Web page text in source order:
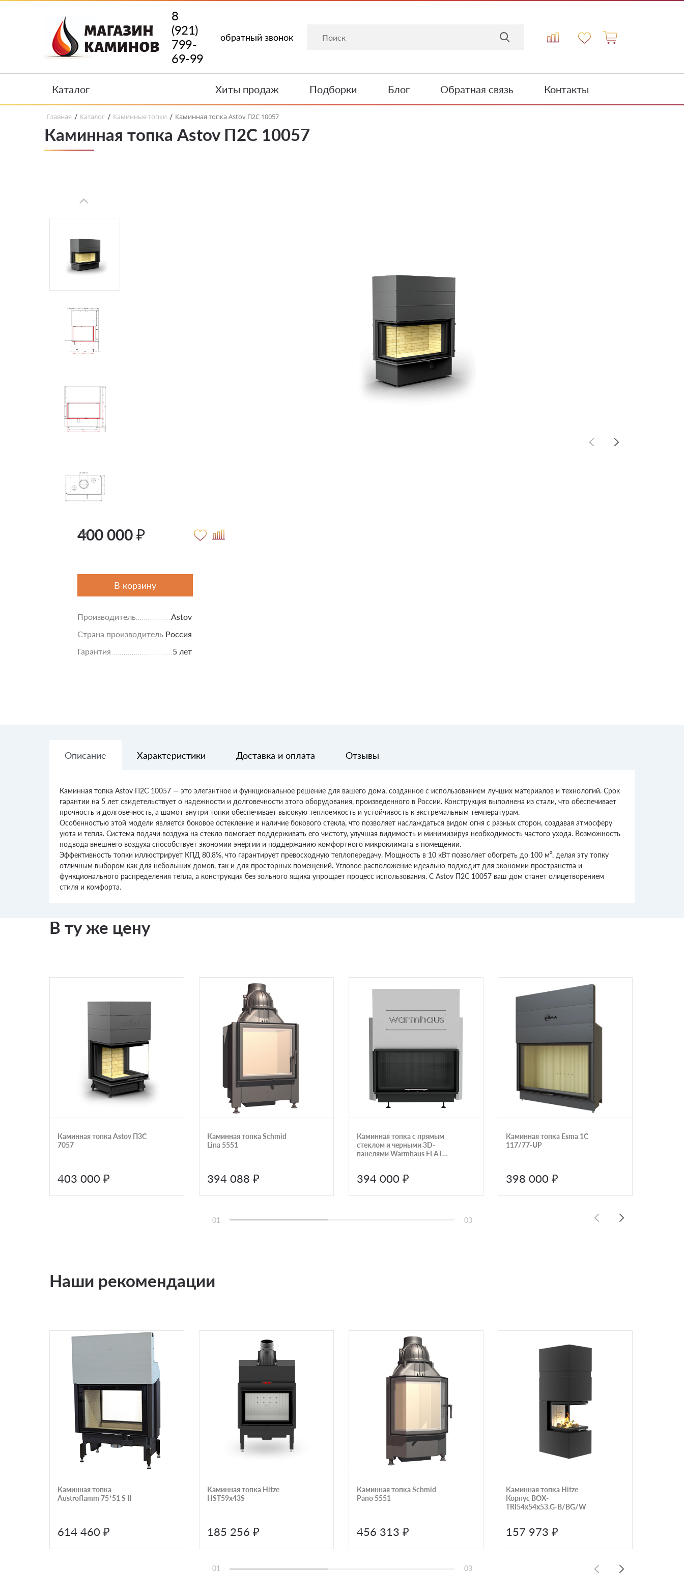
8
(921)
799-
69-99
обратный звонок
Каталог Хиты продаж Подборки Блог Обратная связь Контакты
Главная / Каталог / Каминные топки / Каминная топка Astov П2С 10057
Каминная топка Astov П2С 10057
400 000 ₽
В корзину
Производитель
Astov
Страна производитель Россия
Гарантия
5 лет
Описание Характеристики Доставка и оплата Отзывы
Каминная топка Astov П2С 10057 — это элегантное и функциональное решение для вашего дома, созданное с использованием лучших материалов и технологий. Срок
гарантии на 5 лет свидетельствует о надежности и долговечности этого оборудования, произведенного в России. Конструкция выполнена из стали, что обеспечивает
прочность и долговечность, а шамот внутри топки обеспечивает высокую теплоемкость и устойчивость к экстремальным температурам.
Особенностью этой модели является боковое остекление и наличие бокового стекла, что позволяет наслаждаться видом огня с разных сторон, создавая атмосферу
уюта и тепла. Система подачи воздуха на стекло помогает поддерживать его чистоту, улучшая видимость и минимизируя необходимость частого ухода. Возможность
подвода внешнего воздуха способствует экономии энергии и поддержанию комфортного микроклимата в помещении.
Эффективность топки иллюстрирует КПД 80,8%, что гарантирует превосходную теплопередачу. Мощность в 10 кВт позволяет обогреть до 100 м², делая эту топку
отличным выбором как для небольших домов, так и для просторных помещений. Угловое расположение идеально подходит для экономии пространства и
функционального распределения тепла, а конструкция без зольного ящика упрощает процесс использования. С Astov П2С 10057 ваш дом станет олицетворением
стиля и комфорта.
В ту же цену
Каминная топка Astov П3С
7057
403 000 ₽
Каминная топка Schmid
Lina 5551
394 088 ₽
Каминная топка с прямым
стеклом и черными 3D-
панелями Warmhaus FLAT
394 000 ₽
Каминная топка Esma 1C
117/77-UP
398 000 ₽
01 03
Наши рекомендации
Каминная топка
Austroflamm 75*51 S II
614 460 ₽
Каминная топка Hitze
HST59x43S
185 256 ₽
Каминная топка Schmid
Pano 5551
456 313 ₽
Каминная топка Hitze
Корпус BOX-
TRI54x54x53.G-B/BG/W
157 973 ₽
01 03